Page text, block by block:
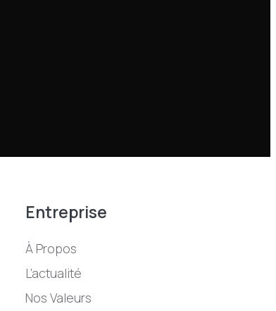
Entreprise
À Propos
L’actualité
Nos Valeurs